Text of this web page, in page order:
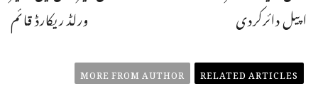
ورلڈ ریکارڈ قائم
اپیل دائرکردی
RELATED ARTICLES
MORE FROM AUTHOR